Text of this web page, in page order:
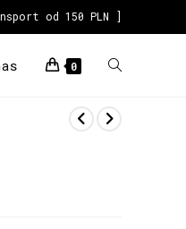
od 150 PLN ]
0